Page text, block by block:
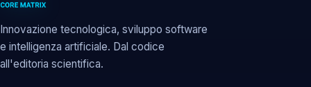
Innovazione tecnologica, sviluppo software
e intelligenza artificiale. Dal codice
all'editoria scientifica.